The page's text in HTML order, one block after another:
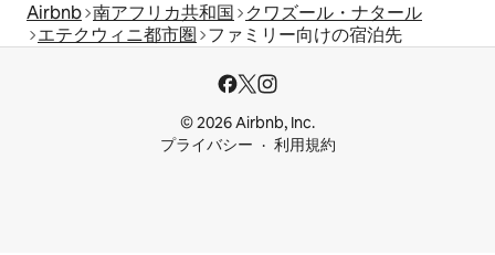
Airbnb 南アフリカ共和国
クワズール・ナタール
エテクウィニ都市圏 ファミリー向けの宿泊先
© 2026 Airbnb, Inc.
プライバシー
利用規約